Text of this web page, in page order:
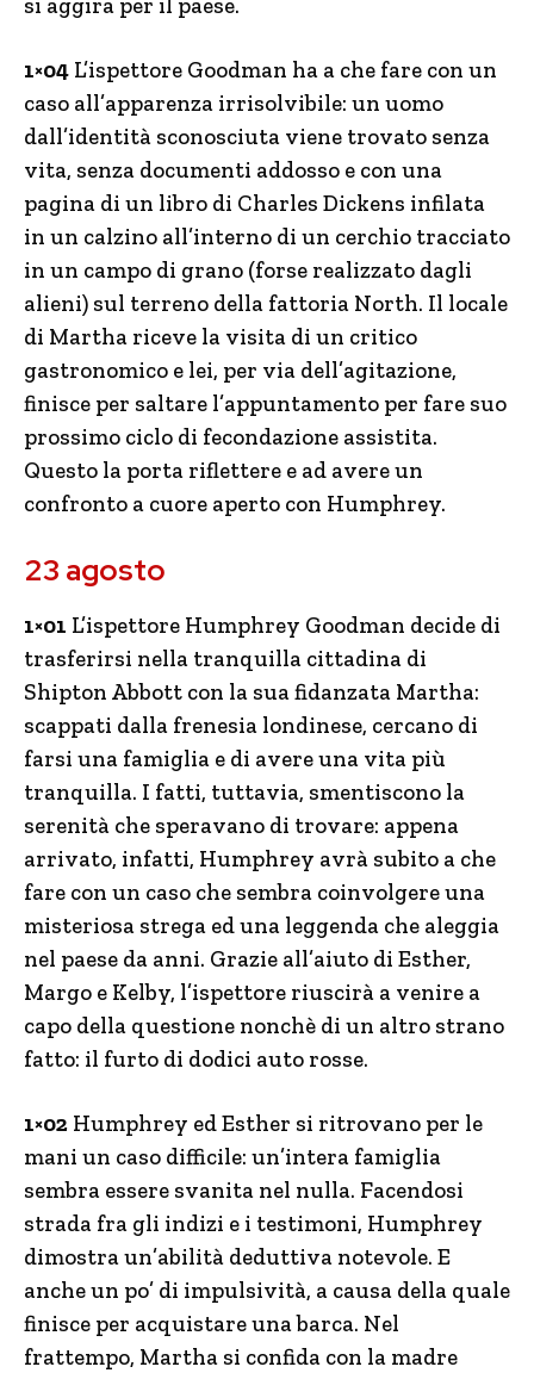
1×04 L’ispettore Goodman ha a che fare con un
caso all’apparenza irrisolvibile: un uomo
dall’identità sconosciuta viene trovato senza
vita, senza documenti addosso e con una
pagina di un libro di Charles Dickens infilata
in un calzino all’interno di un cerchio tracciato
in un campo di grano (forse realizzato dagli
alieni) sul terreno della fattoria North. Il locale
di Martha riceve la visita di un critico
gastronomico e lei, per via dell’agitazione,
finisce per saltare l’appuntamento per fare suo
prossimo ciclo di fecondazione assistita.
Questo la porta riflettere e ad avere un
confronto a cuore aperto con Humphrey.
23 agosto
1×01 L’ispettore Humphrey Goodman decide di
trasferirsi nella tranquilla cittadina di
Shipton Abbott con la sua fidanzata Martha:
scappati dalla frenesia londinese, cercano di
farsi una famiglia e di avere una vita più
tranquilla. I fatti, tuttavia, smentiscono la
serenità che speravano di trovare: appena
arrivato, infatti, Humphrey avrà subito a che
fare con un caso che sembra coinvolgere una
misteriosa strega ed una leggenda che aleggia
nel paese da anni. Grazie all’aiuto di Esther,
Margo e Kelby, l’ispettore riuscirà a venire a
capo della questione nonchè di un altro strano
fatto: il furto di dodici auto rosse.
1×02 Humphrey ed Esther si ritrovano per le
mani un caso difficile: un’intera famiglia
sembra essere svanita nel nulla. Facendosi
strada fra gli indizi e i testimoni, Humphrey
dimostra un’abilità deduttiva notevole. E
anche un po’ di impulsività, a causa della quale
finisce per acquistare una barca. Nel
frattempo, Martha si confida con la madre